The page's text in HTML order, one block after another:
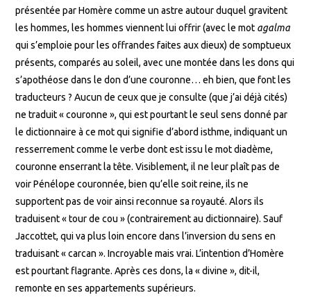
présentée par Homère comme un astre autour duquel gravitent
les hommes, les hommes viennent lui offrir (avec le mot agalma
qui s’emploie pour les offrandes faites aux dieux) de somptueux
présents, comparés au soleil, avec une montée dans les dons qui
s’apothéose dans le don d’une couronne… eh bien, que font les
traducteurs ? Aucun de ceux que je consulte (que j’ai déjà cités)
ne traduit « couronne », qui est pourtant le seul sens donné par
le dictionnaire à ce mot qui signifie d’abord isthme, indiquant un
resserrement comme le verbe dont est issu le mot diadème,
couronne enserrant la tête. Visiblement, il ne leur plaît pas de
voir Pénélope couronnée, bien qu’elle soit reine, ils ne
supportent pas de voir ainsi reconnue sa royauté. Alors ils
traduisent « tour de cou » (contrairement au dictionnaire). Sauf
Jaccottet, qui va plus loin encore dans l’inversion du sens en
traduisant « carcan ». Incroyable mais vrai. L’intention d’Homère
est pourtant flagrante. Après ces dons, la « divine », dit-il,
remonte en ses appartements supérieurs.